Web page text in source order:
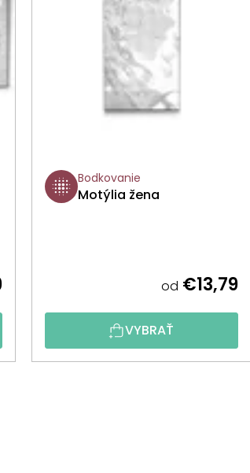
Bodkovanie
Motýlia žena
od €13,79
VYBRAŤ